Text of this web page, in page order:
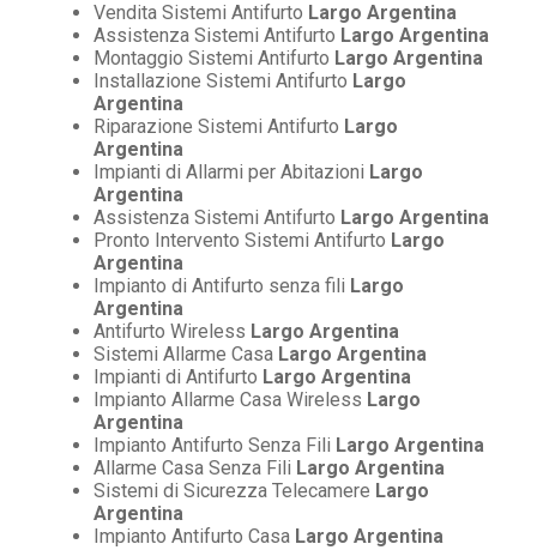
Vendita Sistemi Antifurto Largo Argentina
Assistenza Sistemi Antifurto Largo Argentina
Montaggio Sistemi Antifurto Largo Argentina
Installazione Sistemi Antifurto Largo
Argentina
Riparazione Sistemi Antifurto Largo
Argentina
Impianti di Allarmi per Abitazioni Largo
Argentina
Assistenza Sistemi Antifurto Largo Argentina
Pronto Intervento Sistemi Antifurto Largo
Argentina
Impianto di Antifurto senza fili Largo
Argentina
Antifurto Wireless Largo Argentina
Sistemi Allarme Casa Largo Argentina
Impianti di Antifurto Largo Argentina
Impianto Allarme Casa Wireless Largo
Argentina
Impianto Antifurto Senza Fili Largo Argentina
Allarme Casa Senza Fili Largo Argentina
Sistemi di Sicurezza Telecamere Largo
Argentina
Impianto Antifurto Casa Largo Argentina